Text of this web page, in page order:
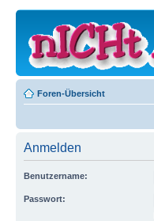
Foren-Übersicht
Anmelden
Benutzername:
Passwort: